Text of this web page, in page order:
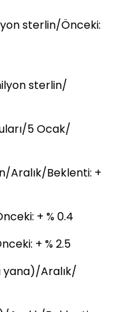
sterlin/Önceki:
sterlin/
5 Ocak/
Aralık/Beklenti: +
+ % 0.4
+ % 2.5
yana)/Aralık/